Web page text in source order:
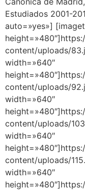
Estudiados 2001-
auto=»yes»]
content/uploads/
width=»640″
content/uploads/
width=»640″
content/uploads/
width=»640″
content/uploads/
width=»640″